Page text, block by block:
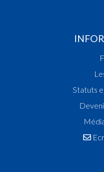
Statuts